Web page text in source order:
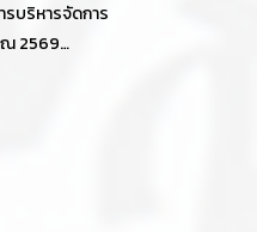
รบริหารจัดการ
ณ 2569
ปลอดถังขยะ